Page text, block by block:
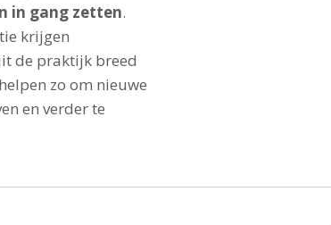
in gang zetten.
krijgen
de praktijk breed
zo om nieuwe
en verder te